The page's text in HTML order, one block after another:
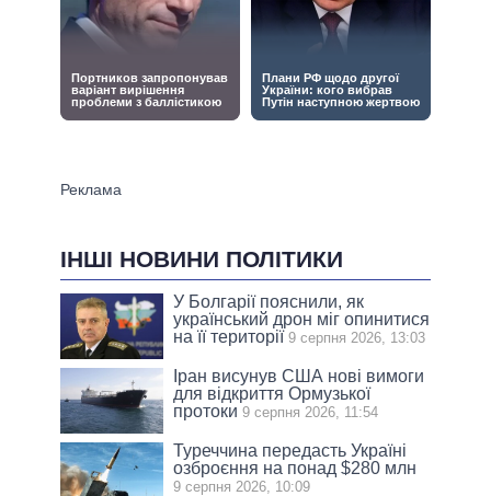
ІНШІ НОВИНИ ПОЛІТИКИ
У Болгарії пояснили, як
український дрон міг опинитися
на її території 9 серпня 2026, 13:03
Іран висунув США нові вимоги
для відкриття Ормузької
протоки 9 серпня 2026, 11:54
Туреччина передасть Україні
озброєння на понад $280 млн
9 серпня 2026, 10:09